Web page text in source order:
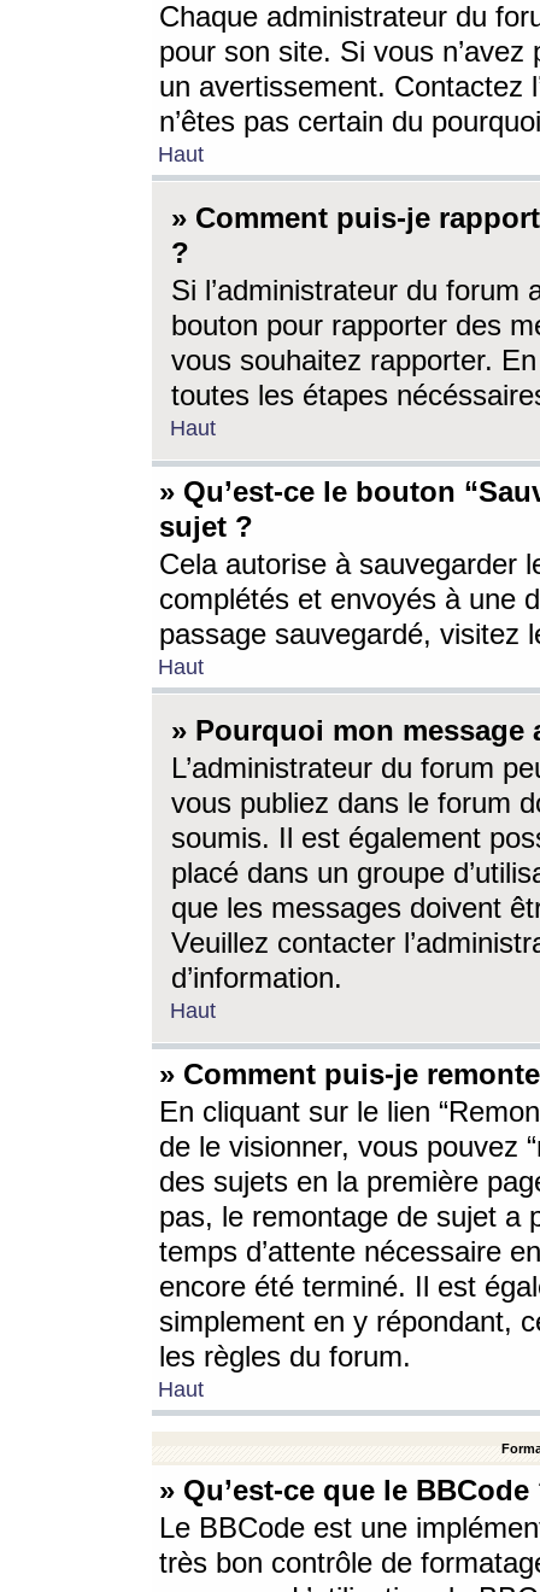
Chaque administrateur du
pour son site. Si vous
un avertissement. Contactez
n’êtes pas certain du
Haut
» Comment puis-je
?
Si l’administrateur du forum
bouton pour rapporter des
vous souhaitez rapporter.
toutes les étapes
Haut
» Qu’est-ce le bouton
sujet ?
Cela autorise à sauvegarder
complétés et envoyés à une
passage sauvegardé, visitez
Haut
» Pourquoi mon message
L’administrateur du forum
vous publiez dans le forum
soumis. Il est également
placé dans un groupe
que les messages doivent
Veuillez contacter
d’information.
Haut
» Comment puis-je
En cliquant sur le lien
de le visionner, vous pouvez
des sujets en la première
pas, le remontage de sujet a
temps d’attente nécessaire
encore été terminé. Il est
simplement en y répondant,
les règles du forum.
Haut
» Qu’est-ce que le BBCode
Le BBCode est une
très bon contrôle de